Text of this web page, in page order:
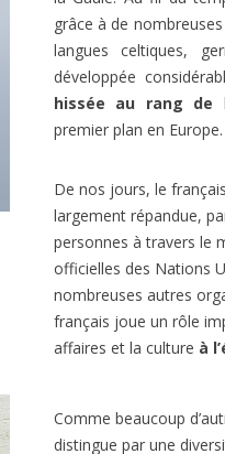
de télévision
Français’ ? Elle est
Bern....
En
grâce à de
langues celtiques,
développée
hissée au rang de
premier plan en Europe.
De nos jours, le
largement répandue,
personnes à travers le
officielles des Nations
nombreuses autres
français joue un rôle
affaires et la culture à
Comme beaucoup
distingue par une